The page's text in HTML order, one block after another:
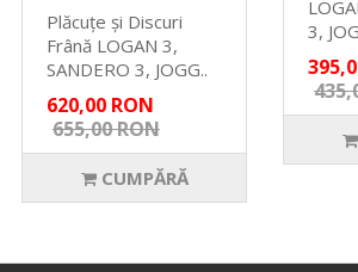
Plăcuțe și Discuri
Frână LOGAN 3,
SANDERO 3, JOGG..
620,00 RON
655,00 RON
CUMPĂRĂ
3,